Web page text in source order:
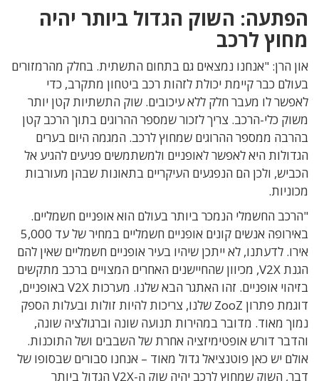
הפתעה: השוק הגדול ביותר יהיה
מחוץ לרכב
און הרן: "אנחנו נמצאים גם בתחום התשתית. בחלק מהרמזורים
בעולם כבר קיימת יכולת לזהות רכב ביטחון מתקרב, כדי
לאפשר לו מעבר חלק ללא עיכובים. שוק התשתיות קטן יותר
משוק כלי-הרכב. צריך לזכור שמספר ההרוגים בתוך הרכב קטן
בהרבה ממספר ההרוגים שמחוץ לרכב. המגמה היום בערים
הגדולות היא לאפשר לאופניים ולמשתמשים פגיעים להגיע אל
הכביש, ולכן הם הנפגעים העיקריים בתאונות שבהן מעורבות
מכוניות.
"הרכב החשמלי הנמכר ביותר בעולם הוא אופניים חשמליים.
באירופה אנשים קונים אופניים חשמליים במחיר של עד 5,000
אירו. לדעתנו, לא ייתכן שיהיו בעיר אופניים חשמליים שאין להם
הגנת V2X, מכיוון שהחיישנים האחרים המצויים ברכב מתקשים
בזיהוי אופניים. זהו האתגר הבא שלנו. מערכות V2X באופניים,
דוגמת פתרון ZooZ שלנו, צריכות להיות זולות ובעלות הספק
נמוך מאוד. מדובר במהירות תנועה שונה וברגולציה שונה,
והדבר דורש אופטימיזציה אחרת של השבבים ושל התוכנות.
אולם יש כאן פוטנציאל גדול מאוד – אנחנו סבורים שבסופו של
דבר, השוק שמחוץ לרכב יהיה שוק ה-V2X הגדול ביותר